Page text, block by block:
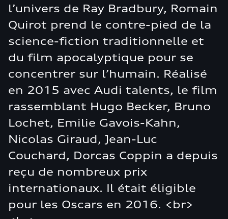
l’univers de Ray Bradbury, Romain
Quirot prend le contre-pied de la
science-fiction traditionnelle et
du film apocalyptique pour se
concentrer sur l’humain. Réalisé
en 2015 avec Audi talents, le film
rassemblant Hugo Becker, Bruno
Lochet, Emilie Gavois-Kahn,
Nicolas Giraud, Jean-Luc
Couchard, Dorcas Coppin a depuis
reçu de nombreux prix
internationaux. Il était éligible
pour les Oscars en 2016. <br>